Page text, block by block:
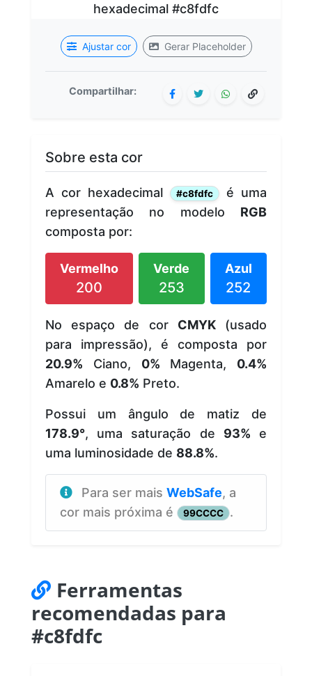
Ajustar cor Gerar Placeholder
Compartilhar:
Sobre esta cor
A cor hexadecimal #c8fdfc
é uma
representação no modelo RGB
composta por:
Vermelho
200
Verde
253
Azul
252
No espaço de cor CMYK(usado
para impressão), é composta por
20.9% Ciano, 0% Magenta, 0.4%
Amarelo e 0.8% Preto.
Possui um ângulo de matiz de
178.9°, uma saturação de 93% e
uma luminosidade de 88.8%.
Para ser mais WebSafe, a
cor mais próxima é
99CCCC .
Ferramentas
recomendadas para
#c8fdfc